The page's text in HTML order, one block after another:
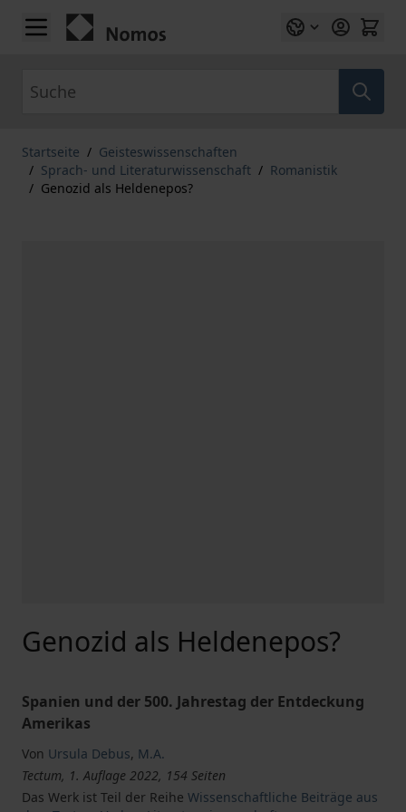
Zum Inhalt springen
Startseite / Geisteswissenschaften
/ Sprach- und Literaturwissenschaft / Romanistik
/ Genozid als Heldenepos?
Genozid als Heldenepos?
Spanien und der 500. Jahrestag der Entdeckung
Amerikas
Von Ursula Debus, M.A.
Tectum, 1. Auflage 2022, 154 Seiten
Das Werk ist Teil der Reihe Wissenschaftliche Beiträge aus